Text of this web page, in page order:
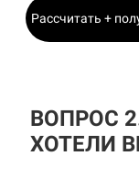
Рассчитать +
ВОПРОС
ХОТЕЛИ